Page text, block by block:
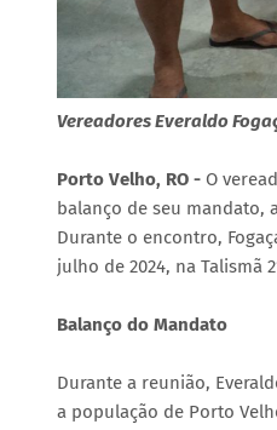
Vereadores Everaldo
Porto Velho, RO - O
balanço de seu mandato,
Durante o encontro,
julho de 2024, na Talismã
Balanço do Mandato
Durante a reunião,
a população de Porto